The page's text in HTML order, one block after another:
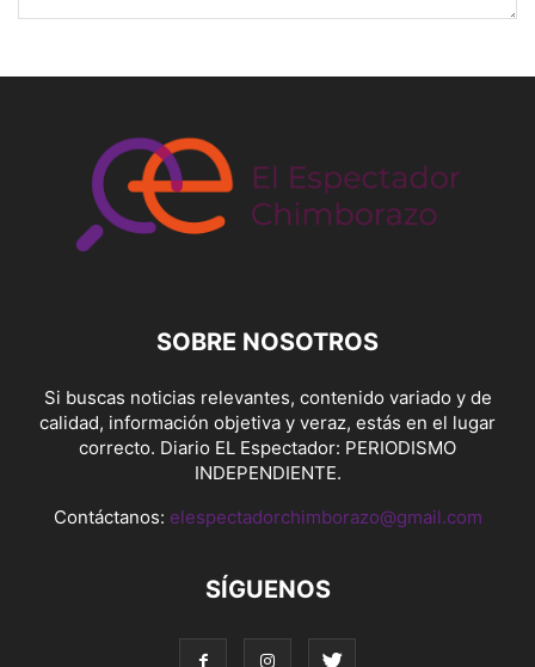
SOBRE NOSOTROS
Si buscas noticias relevantes, contenido variado y de
calidad, información objetiva y veraz, estás en el lugar
correcto. Diario EL Espectador: PERIODISMO
INDEPENDIENTE.
Contáctanos: elespectadorchimborazo@gmail.com
SÍGUENOS